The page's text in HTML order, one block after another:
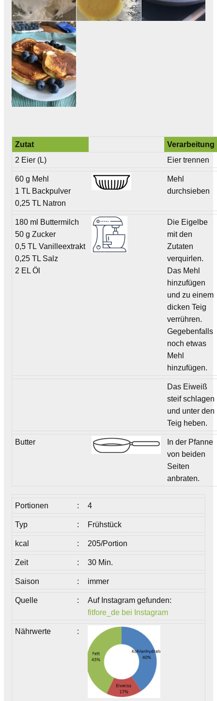
Zutat
Verarbeitung
2 Eier (L)
Eier trennen
60 g Mehl
1 TL Backpulver
0,25 TL Natron
Mehl
durchsieben
180 ml Buttermilch
50 g Zucker
0,5 TL Vanilleextrakt
0,25 TL Salz
2 EL Öl
Die Eigelbe
mit den
Zutaten
verquirlen.
Das Mehl
hinzufügen
und zu einem
dicken Teig
verrühren.
Gegebenfalls
noch etwas
Mehl
hinzufügen.
Das Eiweiß
steif schlagen
und unter den
Teig heben.
Butter
In der Pfanne
von beiden
Seiten
anbraten.
Portionen : 4
Typ : Frühstück
kcal : 205/Portion
Zeit : 30 Min.
Saison : immer
Quelle :
Auf Instagram gefunden:
fitfore_de bei Instagram
Nährwerte :